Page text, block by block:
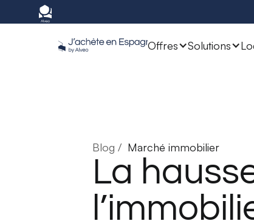
Offres Solutions
Blog / Marché immobilier
La